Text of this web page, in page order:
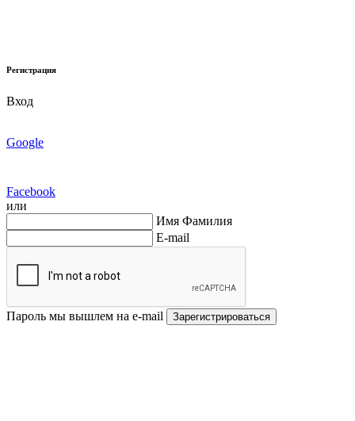
Регистрация
Вход
Google
Facebook
или
Имя Фамилия
E-mail
Пароль мы вышлем на e-mail Зарегистрироваться